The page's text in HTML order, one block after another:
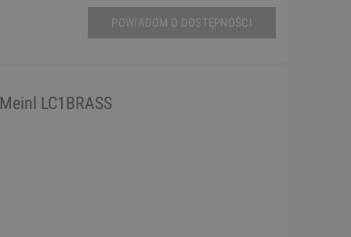
POWIADOM O DOSTĘPNOŚCI
Meinl LC1BRASS